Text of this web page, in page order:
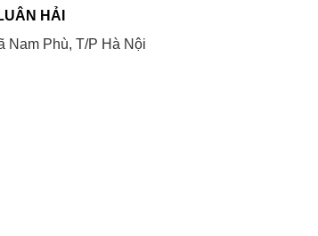
HẢI
Nam Phù, T/P Hà Nội